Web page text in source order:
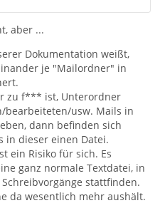
aber ...
Dokumentation weißt,
je "Mailordner" in
zu f*** ist, Unterordner
bearbeiteten/usw. Mails in
dann befinden sich
in dieser einen Datei.
ein Risiko für sich. Es
ganz normale Textdatei, in
stattfinden.
da wesentlich mehr aushält.